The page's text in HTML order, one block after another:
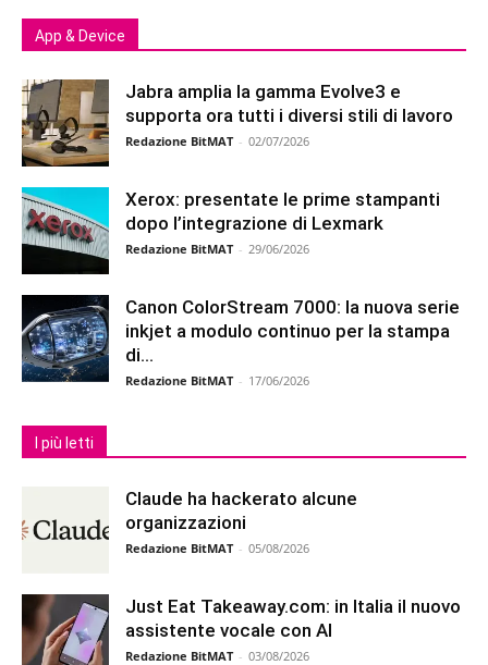
App & Device
Jabra amplia la gamma Evolve3 e
supporta ora tutti i diversi stili di lavoro
Redazione BitMAT - 02/07/2026
Xerox: presentate le prime stampanti
dopo l’integrazione di Lexmark
Redazione BitMAT - 29/06/2026
Canon ColorStream 7000: la nuova serie
inkjet a modulo continuo per la stampa
di...
Redazione BitMAT - 17/06/2026
I più letti
Claude ha hackerato alcune
organizzazioni
Redazione BitMAT - 05/08/2026
Just Eat Takeaway.com: in Italia il nuovo
assistente vocale con AI
Redazione BitMAT - 03/08/2026